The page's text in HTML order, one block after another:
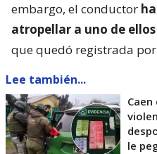
embargo, el conductor
atropellar a uno de ellos
que quedó registrada
Lee también...
le